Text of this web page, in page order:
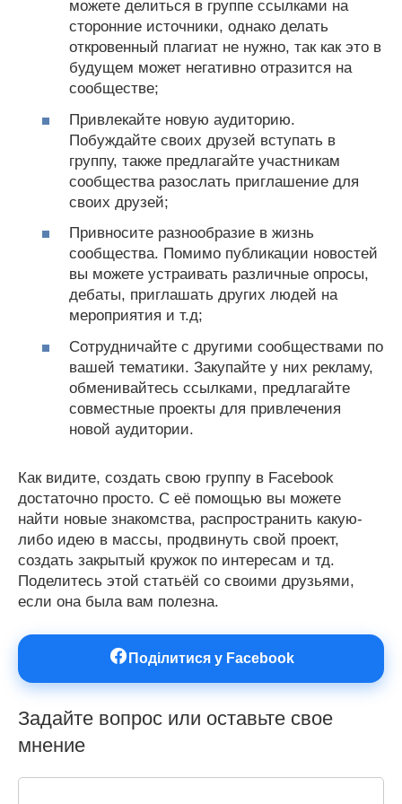
можете делиться в группе ссылками на
сторонние источники, однако делать
откровенный плагиат не нужно, так как это в
будущем может негативно отразится на
сообществе;
Привлекайте новую аудиторию.
Побуждайте своих друзей вступать в
группу, также предлагайте участникам
сообщества разослать приглашение для
своих друзей;
Привносите разнообразие в жизнь
сообщества. Помимо публикации новостей
вы можете устраивать различные опросы,
дебаты, приглашать других людей на
мероприятия и т.д;
Сотрудничайте с другими сообществами по
вашей тематики. Закупайте у них рекламу,
обменивайтесь ссылками, предлагайте
совместные проекты для привлечения
новой аудитории.
Как видите, создать свою группу в Facebook
достаточно просто. С её помощью вы можете
найти новые знакомства, распространить какую-
либо идею в массы, продвинуть свой проект,
создать закрытый кружок по интересам и тд.
Поделитесь этой статьёй со своими друзьями,
если она была вам полезна.
Поділитися у Facebook
Задайте вопрос или оставьте свое
мнение